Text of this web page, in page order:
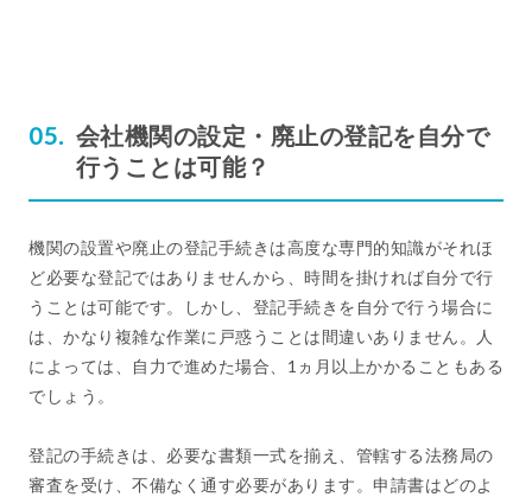
会社機関の設定・廃止の登記を自分で
行うことは可能？
機関の設置や廃止の登記手続きは高度な専門的知識がそれほ
ど必要な登記ではありませんから、時間を掛ければ自分で行
うことは可能です。しかし、登記手続きを自分で行う場合に
は、かなり複雑な作業に戸惑うことは間違いありません。人
によっては、自力で進めた場合、1ヵ月以上かかることもある
でしょう。
登記の手続きは、必要な書類一式を揃え、管轄する法務局の
審査を受け、不備なく通す必要があります。申請書はどのよ